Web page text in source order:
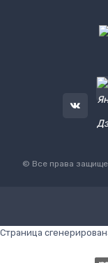
© Все права
Страница